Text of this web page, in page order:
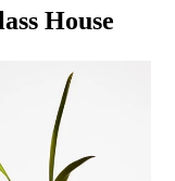
House